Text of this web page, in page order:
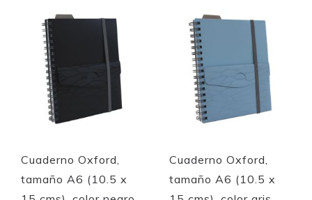
Quickview Quickview
Cuaderno Oxford,
tamaño A6 (10.5 x
Cuaderno Oxford,
tamaño A6 (10.5 x